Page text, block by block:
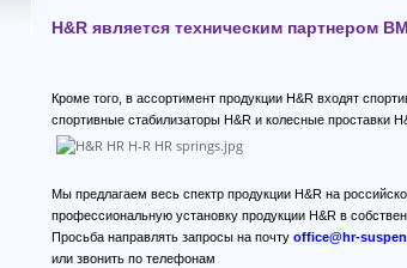
H&R является техническим партнером
Кроме того, в ассортимент продукции H&R входят
спортивные стабилизаторы H&R и колесные проставки
Мы предлагаем весь спектр продукции H&R на
профессиональную установку продукции H&R в
Просьба направлять запросы на почту office@hr-
или звонить по телефонам